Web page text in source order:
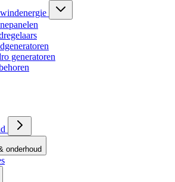
generatoren
onderhoud